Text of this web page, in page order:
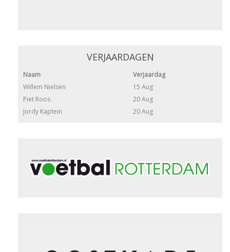
VERJAARDAGEN
Naam
Verjaardag
Willem Nielsen
15 Aug
Piet Roos
20 Aug
Jordy Kaptein
20 Aug